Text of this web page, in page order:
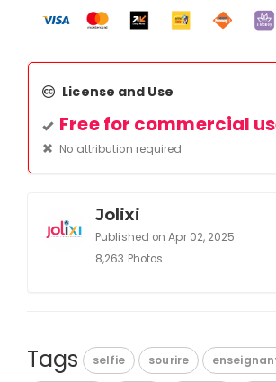
License and Use
Free for commercial
No attribution required
Jolixi
Published on Apr 02, 2025
8,263 Photos
Tags selfie sourire